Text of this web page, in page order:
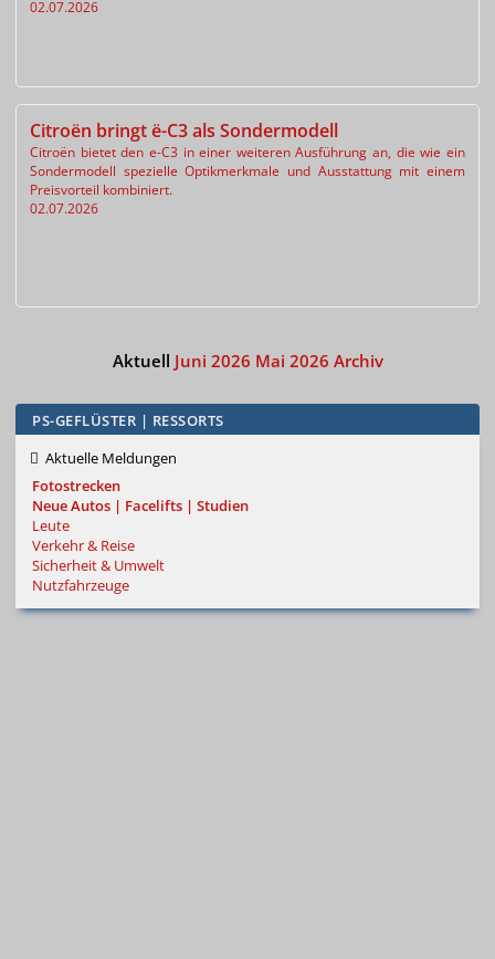
02.07.2026
Citroën bringt ë-C3 als Sondermodell
Citroën bietet den e-C3 in einer weiteren Ausführung an, die wie ein
Sondermodell spezielle Optikmerkmale und Ausstattung mit einem
Preisvorteil kombiniert.
02.07.2026
Aktuell Juni 2026 Mai 2026 Archiv
PS-GEFLÜSTER | RESSORTS
Aktuelle Meldungen
Fotostrecken
Neue Autos | Facelifts | Studien
Leute
Verkehr & Reise
Sicherheit & Umwelt
Nutzfahrzeuge